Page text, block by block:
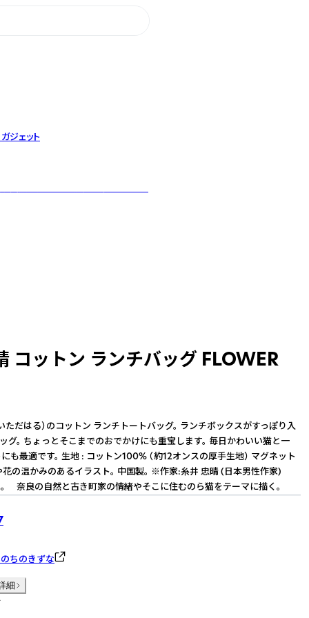
ジェット
コットン ランチバッグ FLOWER
ただはる）のコットン ランチトートバッグ。 ランチボックスがすっぽり入
グ。 ちょっとそこまでのおでかけにも重宝します。 毎日かわいい猫と一
も最適です。 生地 : コットン100% （約12オンスの厚手生地） マグネット
花の温かみのあるイラスト。 中国製。 ※作家:糸井 忠晴 (日本男性作家)
奈良の自然と古き町家の情緒やそこに住むのら猫をテーマに描く。
ちのきずな
細